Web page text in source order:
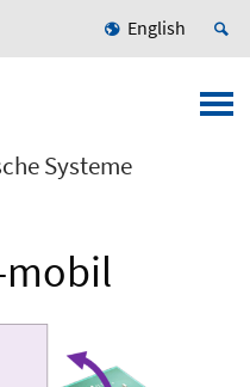
English
Systeme
mobil